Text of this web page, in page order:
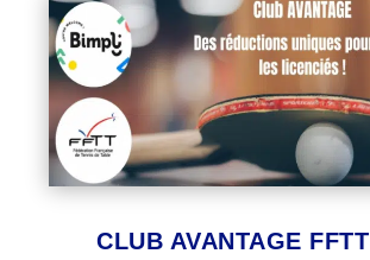
CLUB AVANTAGE FFTT